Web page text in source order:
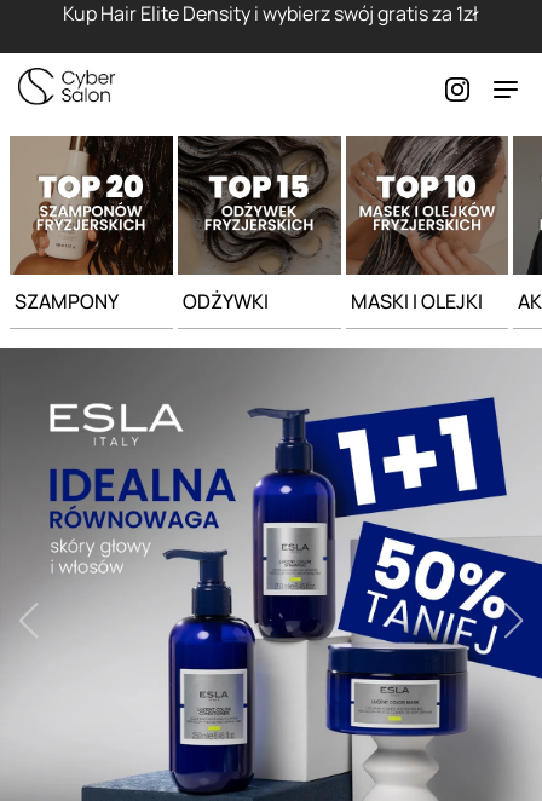
Kup Hair Elite Density i wybierz swój gratis za 1zł
SZAMPONY ODŻYWKI MASKI I OLEJKI
Strona główna - Cyber Salon